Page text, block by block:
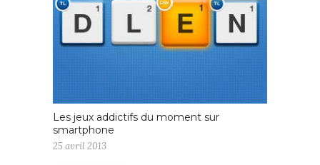
Les jeux addictifs du moment sur
smartphone
25 avril 2013